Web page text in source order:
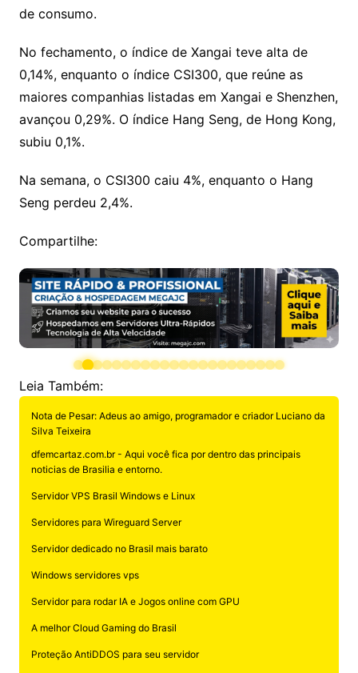
de consumo.
No fechamento, o índice de Xangai teve alta de
0,14%, enquanto o índice CSI300, que reúne as
maiores companhias listadas em Xangai e Shenzhen,
avançou 0,29%. O índice Hang Seng, de Hong Kong,
subiu 0,1%.
Na semana, o CSI300 caiu 4%, enquanto o Hang
Seng perdeu 2,4%.
Compartilhe:
Leia Também:
Nota de Pesar: Adeus ao amigo, programador e criador Luciano da
Silva Teixeira
dfemcartaz.com.br - Aqui você fica por dentro das principais
noticias de Brasilia e entorno.
Servidor VPS Brasil Windows e Linux
Servidores para Wireguard Server
Servidor dedicado no Brasil mais barato
Windows servidores vps
Servidor para rodar IA e Jogos online com GPU
A melhor Cloud Gaming do Brasil
Proteção AntiDDOS para seu servidor